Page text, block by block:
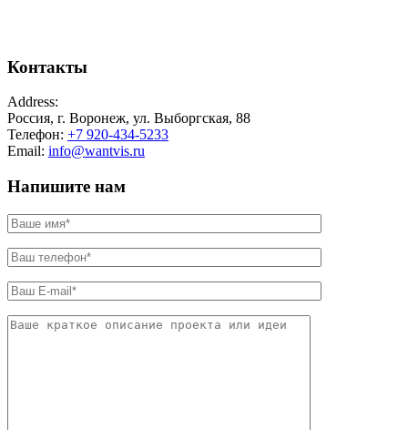
Контакты
Address:
Россия, г. Воронеж, ул. Выборгская, 88
Телефон: +7 920-434-5233
Email: info@wantvis.ru
Напишите нам